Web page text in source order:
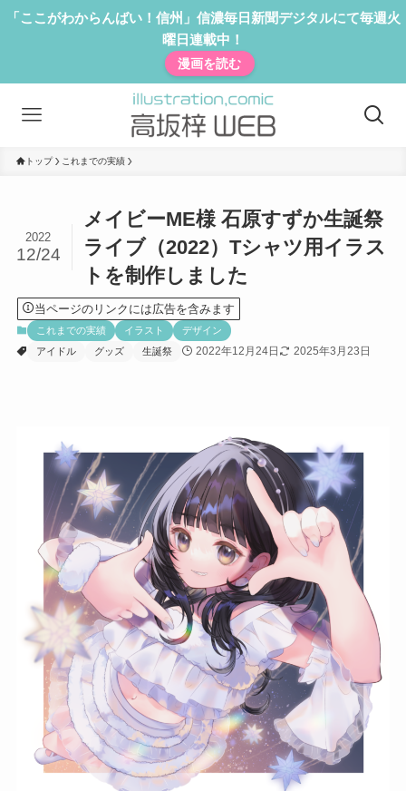
「ここがわからんばい！信州」信濃毎日新聞デジタルにて毎週火
曜日連載中！
漫画を読む
トップ これまでの実績
メイビーME様 石原すずか生誕祭
ライブ（2022）Tシャツ用イラス
トを制作しました
2022
12/24
当ページのリンクには広告を含みます
これまでの実績 イラスト
デザイン
アイドル
グッズ 生誕祭 2022年12月24日 2025年3月23日